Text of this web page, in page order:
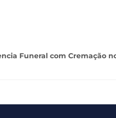
Funeral com Cremação